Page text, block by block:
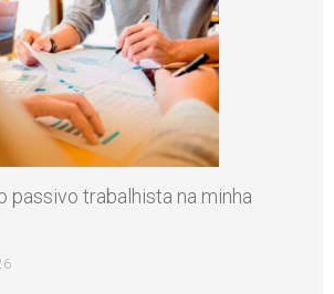
passivo trabalhista na minha